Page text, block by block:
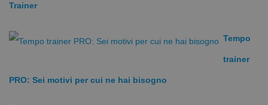
Come usarlo
cominciare. Se per te è un ritmo troppo lento, aumenta il
numero di bracciate. Un esempio per capire meglio
questa funzione: Se imposti un valore di “75”, il
Trainer
Tempo
trainer
PRO: Sei motivi per cui ne hai bisogno